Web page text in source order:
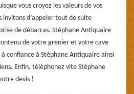
vous croyez les valeurs de vos
invitons d’appeler tout de suite
de débarras. Stéphane Antiquaire
de votre grenier et votre cave
confiance à Stéphane Antiquaire ainsi
Enfin, téléphonez vite Stéphane
devis !